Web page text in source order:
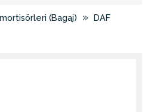
(Bagaj) » DAF